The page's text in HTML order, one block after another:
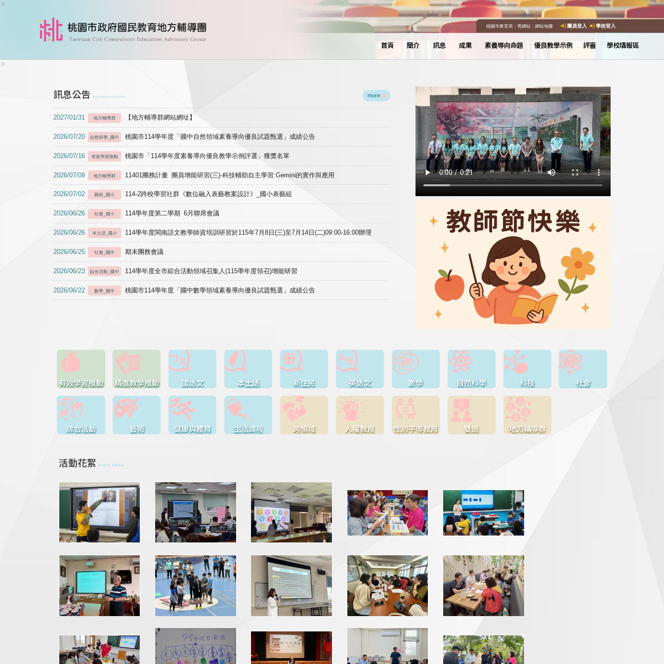
跳到主要內容
:::
桃園市教育局｜ 舊網站｜ 網站地圖 團員登入 學校登入
首頁 簡介 訊息 成果 素養導向命題 優良教學示例 評審 學校填報區
:::
訊息公告 Announcements more
2027/01/31 地方輔導群 【地方輔導群網站網址】
2026/07/20 自然科學_國中 桃園市114學年度「國中自然領域素養導向優良試題甄選」成績公告
2026/07/16 有效學習推動 桃園市「114學年度素養導向優良教學示例評選」獲獎名單
2026/07/09 地方輔導群 11401團務計畫 團員增能研習(三)-科技輔助自主學習:Gemini的實作與應用
2026/07/02 藝術_國小 114-2跨校學習社群《數位融入表藝教案設計》_國小表藝組
2026/06/26 社會_國小 114學年度第二學期 6月聯席會議
2026/06/26 本土語_國小 114學年度閩南語文教學師資培訓研習於115年7月8日(三)至7月14日(二)09:00-16:00辦理
2026/06/25 社會_國中 期末團務會議
2026/06/23 綜合活動_國中 114學年度全市綜合活動領域召集人(115學年度領召)增能研習
2026/06/22 數學_國中 桃園市114學年度「國中數學領域素養導向優良試題甄選」成績公告
有效學習推動 精進教學推動 國語文 本土語 新住民 英語文 數學 自然科學 科技 社會
綜合活動 藝術 健康與體育 生活課程 跨領域 人權教育 性別平等教育 雙語 地方輔導群
活動花絮 Event Photos